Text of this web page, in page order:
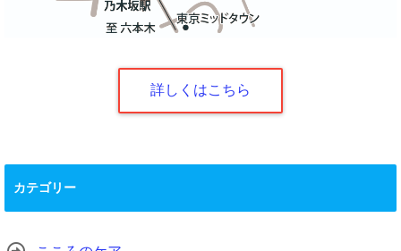
詳しくはこちら
カテゴリー